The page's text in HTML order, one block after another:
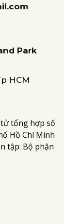
Park
HCM
tổng hợp số
Hồ Chí Minh
tập: Bộ phận